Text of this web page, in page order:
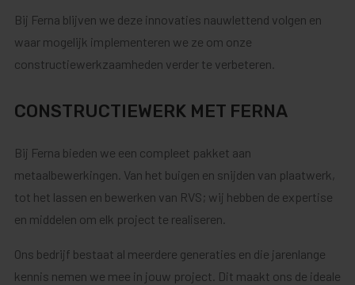
Bij Ferna blijven we deze innovaties nauwlettend volgen en
waar mogelijk implementeren we ze om onze
constructiewerkzaamheden verder te verbeteren.
CONSTRUCTIEWERK MET FERNA
Bij Ferna bieden we een compleet pakket aan
metaalbewerkingen. Van het buigen en snijden van plaatwerk,
tot het lassen en bewerken van RVS; wij hebben de expertise
en middelen om elk project te realiseren.
Ons bedrijf bestaat al meerdere generaties en die jarenlange
kennis nemen we mee in jouw project. Dit maakt ons de ideale